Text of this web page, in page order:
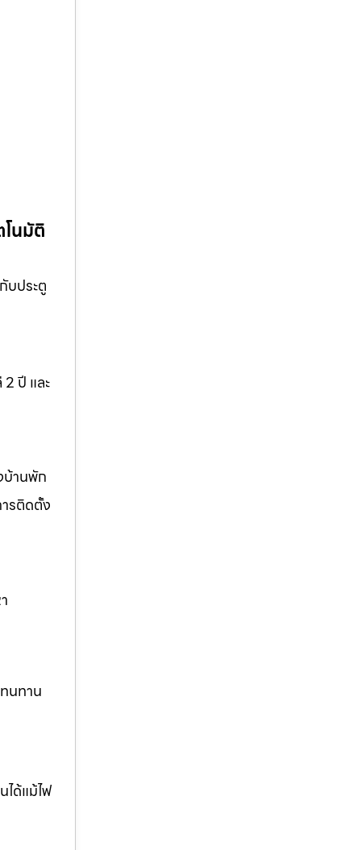
นมัติ
บประตู
ปี และ
บ้านพัก
รติดตั้ง
นทาน
ได้แม้ไฟ